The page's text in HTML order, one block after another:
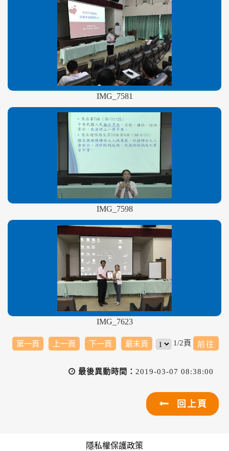
IMG_7581
IMG_7598
IMG_7623
第一頁 上一頁 下一頁 最末頁 1/2頁
最後異動時間： 2019-03-07 08:38:00
回上頁
隱私權保護政策